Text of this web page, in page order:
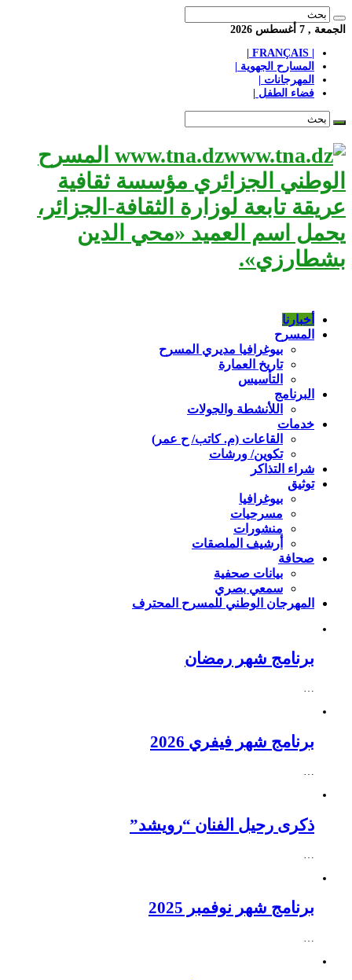
الجمعة , 7 أغسطس 2026
المسارح الجهوية |
المهرجانات |
فضاء الطفل |
www.tna.dz المسرح
الوطني الجزائري مؤسسة ثقافية
عريقة تابعة لوزارة الثقافة-الجزائر،
يحمل اسم العميد «محي الدين
بشطارزي».
أخبارنا
المسرح
بيوغرافيا مديري المسرح
تاريخ العمارة
التأسيس
البرنامج
اللأنشطة والجولات
خدمات
القاعات (م. كاتب/ ح عمر)
تكوين/ ورشات
شراء التذاكر
توثيق
بيوغرافيا
مسرحيات
منشورات
أرشيف الملصقات
صحافة
بيانات صحفية
سمعي بصري
المهرجان الوطني للمسرح المحترف
برنامج شهر رمضان
…
برنامج شهر فيفري 2026
…
ذكرى رحيل الفنان “رويشد”
…
برنامج شهر نوفمبر 2025